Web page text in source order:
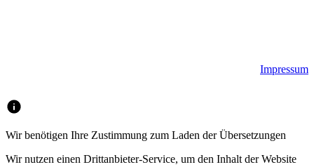
Impressum
Wir benötigen Ihre Zustimmung zum Laden der Übersetzungen
Wir nutzen einen Drittanbieter-Service, um den Inhalt der Website